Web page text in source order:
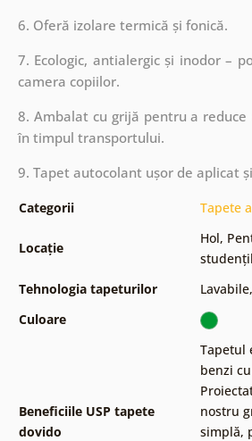
6. Oferă izolare termică și fonică.
7. Ecologic, antialergic și inodor –
camera copiilor.
8. Ambalat cu grijă pentru a
în timpul transportului.
9. Tapet autocolant ușor de aplicat
Categorii Tapete
Locație
Hol,
Tehnologia tapeturilor
Lavabile,
Culoare
Beneficiile USP tapete
dovido
Tapetul
benzi
nostru
simplă,